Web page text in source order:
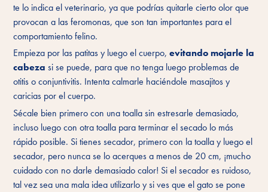
te lo indica el veterinario, ya que podrías quitarle cierto olor que
provocan a las feromonas, que son tan importantes para el
comportamiento felino.
Empieza por las patitas y luego el cuerpo,evitando mojarle la
cabeza si se puede, para que no tenga luego problemas de
otitis o conjuntivitis. Intenta calmarle haciéndole masajitos y
caricias por el cuerpo.
Sécale bien primero con una toalla sin estresarle demasiado,
incluso luego con otra toalla para terminar el secado lo más
rápido posible. Si tienes secador, primero con la toalla y luego el
secador, pero nunca se lo acerques a menos de 20 cm, ¡mucho
cuidado con no darle demasiado calor! Si el secador es ruidoso,
tal vez sea una mala idea utilizarlo y si ves que el gato se pone